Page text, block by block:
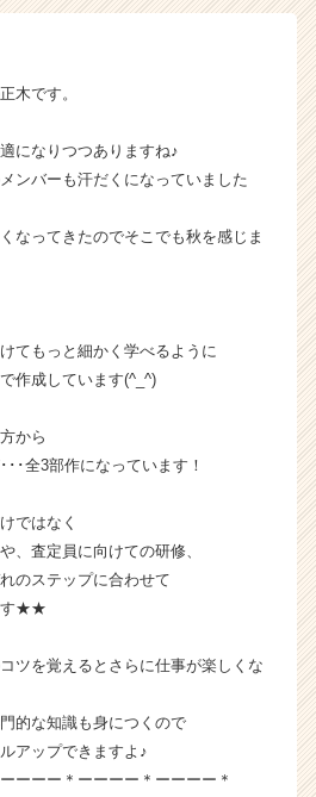
木です。
になりつつありますね♪
ンバーも汗だくになっていました
なってきたのでそこでも秋を感じま
てもっと細かく学べるように
作成しています(^_^)
から
･全3部作になっています！
ではなく
、査定員に向けての研修、
のステップに合わせて
す★★
ツを覚えるとさらに仕事が楽しくな
的な知識も身につくので
アップできますよ♪
ーーー＊ーーーー＊ーーーー＊